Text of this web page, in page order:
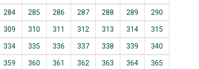
284 285 286 287 288 289 290
309 310 311 312 313 314 315
334 335 336 337 338 339 340
359 360 361 362 363 364 365